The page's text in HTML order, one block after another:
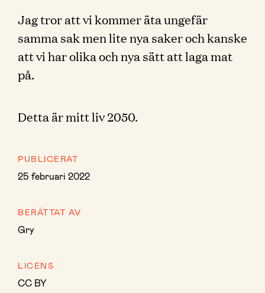
Jag tror att vi kommer äta ungefär
samma sak men lite nya saker och kanske
att vi har olika och nya sätt att laga mat
på.
Detta är mitt liv 2050.
PUBLICERAT
25 februari 2022
BERÄTTAT AV
Gry
LICENS
CC BY